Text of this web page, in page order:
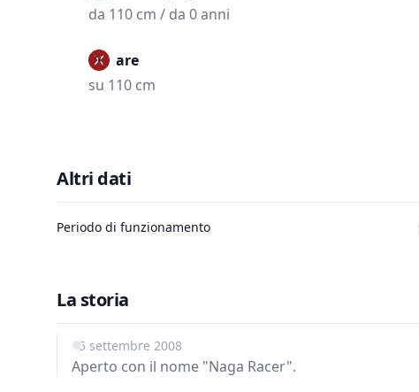
da 110 cm / da 0 anni
Vietare
su 110 cm
Altri dati
Periodo di funzionamento
La storia
15 settembre 2008
Aperto con il nome "Naga Racer".